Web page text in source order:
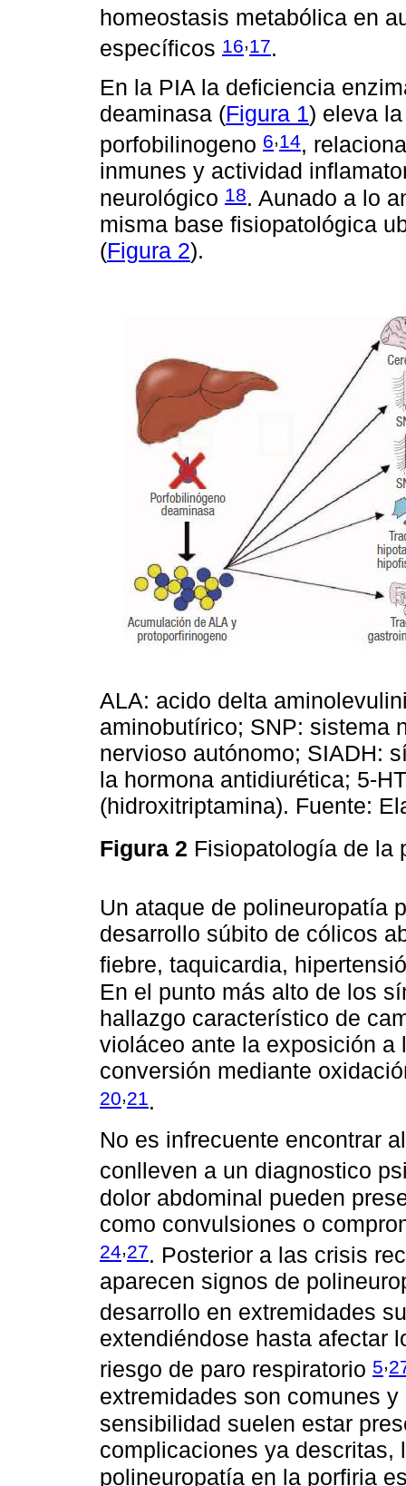
homeostasis metabólica en
específicos 16,17.
En la PIA la deficiencia
deaminasa (Figura 1) eleva
porfobilinogeno 6,14,
inmunes y actividad
neurológico 18. Aunado a lo
misma base fisiopatológica
(Figura 2).
ALA: acido delta
aminobutírico; SNP: sistema
nervioso autónomo; SIADH:
la hormona antidiurética; 5-
(hidroxitriptamina). Fuente:
Figura 2 Fisiopatología de la
Un ataque de polineuropatía
desarrollo súbito de cólicos
fiebre, taquicardia,
En el punto más alto de los
hallazgo característico de
violáceo ante la exposición
conversión mediante
20,21.
No es infrecuente encontrar
conlleven a un diagnostico
dolor abdominal pueden
como convulsiones o
24 27. Posterior a las crisis
aparecen signos de
desarrollo en extremidades
extendiéndose hasta afectar
riesgo de paro respiratorio 5,
extremidades son comunes
sensibilidad suelen estar
complicaciones ya descritas,
polineuropatía en la porfiria